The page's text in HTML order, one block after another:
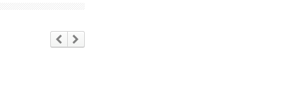
Trư
ớc
Tiế
p